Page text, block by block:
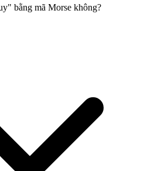
bằng mã Morse không?